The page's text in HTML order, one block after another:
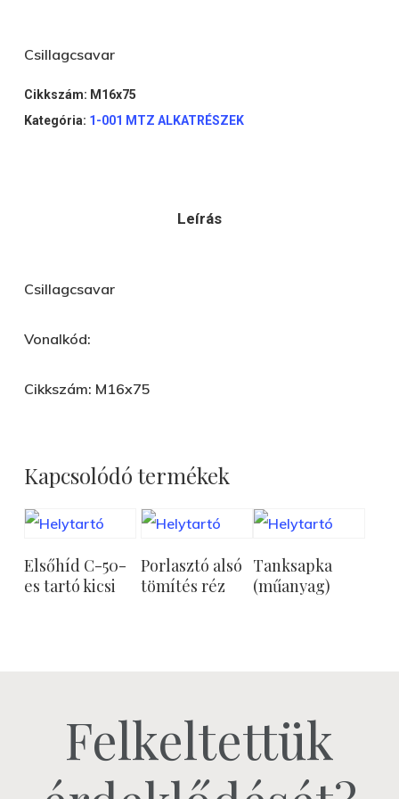
Csillagcsavar
Cikkszám: M16x75
Kategória: 1-001 MTZ ALKATRÉSZEK
Leírás
Csillagcsavar
Vonalkód:
Cikkszám: M16x75
Kapcsolódó termékek
Tovább
Olvasom
Elsőhíd C-50-
es tartó kicsi
Tovább
Olvasom
Porlasztó alsó
tömítés réz
Tovább
Olvasom
Tanksapka
(műanyag)
Felkeltettük